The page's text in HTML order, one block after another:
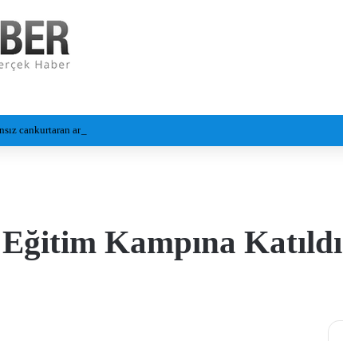
cankurtaran araçları görevde
Kampına Katıldı